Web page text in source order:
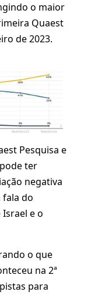
o maior
Quaest
de 2023.
Pesquisa e
ter
negativa
fala do
e o
o que
na 2ª
para